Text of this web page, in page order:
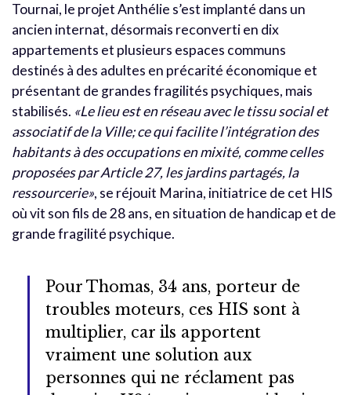
Tournai, le projet Anthélie s’est implanté dans un
ancien internat, désormais reconverti en dix
appartements et plusieurs espaces communs
destinés à des adultes en précarité économique et
présentant de grandes fragilités psychiques, mais
stabilisés. «Le lieu est en réseau avec le tissu social et
associatif de la Ville; ce qui facilite l’intégration des
habitants à des occupations en mixité, comme celles
proposées par Article 27, les jardins partagés, la
ressourcerie», se réjouit Marina, initiatrice de cet HIS
où vit son fils de 28 ans, en situation de handicap et de
grande fragilité psychique.
Pour Thomas, 34 ans, porteur de
troubles moteurs, ces HIS sont à
multiplier, car ils apportent
vraiment une solution aux
personnes qui ne réclament pas